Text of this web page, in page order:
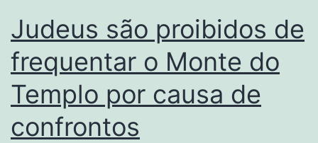
Judeus são proibidos de
frequentar o Monte do
Templo por causa de
confrontos